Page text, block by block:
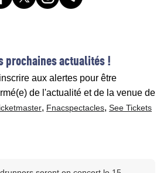
prochaines actualités !
aux alertes pour être
de l'actualité et de la venue de
, Fnacspectacles, See Tickets